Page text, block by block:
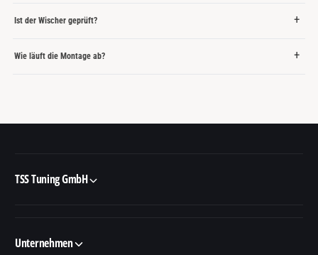
Ist der Wischer geprüft?
Wie läuft die Montage ab?
TSS Tuning GmbH
Unternehmen